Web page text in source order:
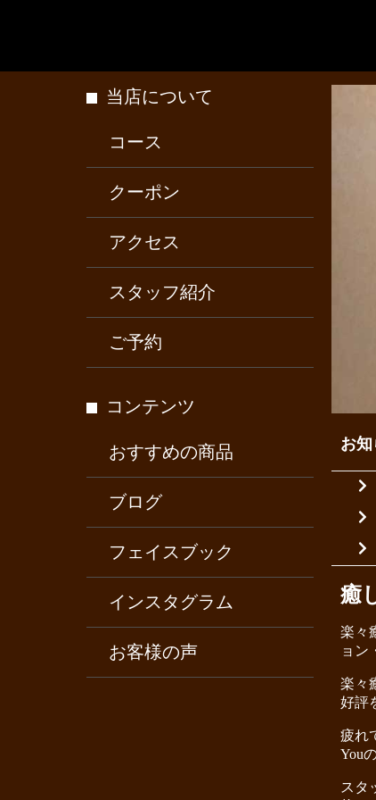
当店について
コース
クーポン
アクセス
スタッフ紹介
ご予約
コンテンツ
おすすめの商品
ブログ
フェイスブック
インスタグラム
お客様の声
お
癒
楽々
ョン
楽々
好評
疲れ
You
スタ